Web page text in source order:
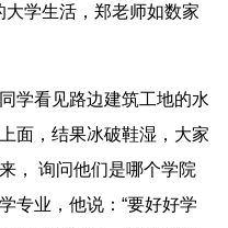
大学生活，郑老师如数家
学看见路边建筑工地的水
面，结果冰破鞋湿，大家
， 询问他们是哪个学院
专业，他说：“要好好学